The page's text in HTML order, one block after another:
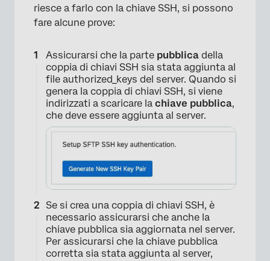
riesce a farlo con la chiave SSH, si possono
fare alcune prove:
Assicurarsi che la parte pubblica della
coppia di chiavi SSH sia stata aggiunta al
file authorized_keys del server. Quando si
genera la coppia di chiavi SSH, si viene
indirizzati a scaricare la chiave pubblica,
che deve essere aggiunta al server.
Se si crea una coppia di chiavi SSH, è
necessario assicurarsi che anche la
chiave pubblica sia aggiornata nel server.
Per assicurarsi che la chiave pubblica
corretta sia stata aggiunta al server,